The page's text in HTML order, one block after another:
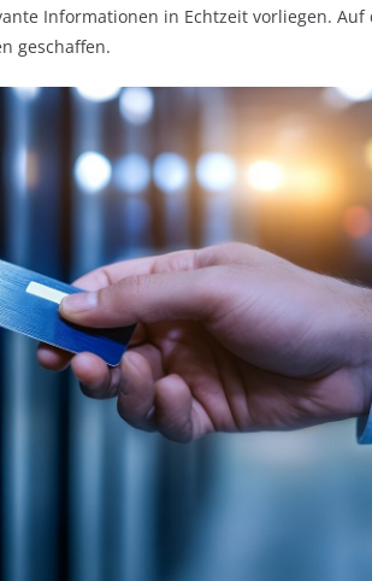
Informationen in Echtzeit vorliegen. Auf
geschaffen.